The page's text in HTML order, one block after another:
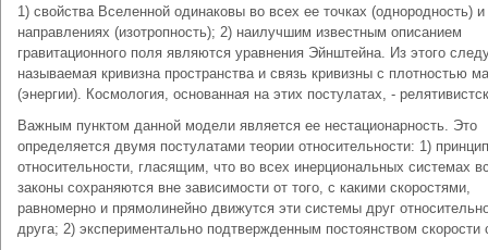
1) свойства Вселенной одинаковы во всех ее точках (однородность) и
направлениях (изотропность); 2) наилучшим известным описанием
гравитационного поля являются уравнения Эйнштейна. Из этого
называемая кривизна пространства и связь кривизны с плотностью
(энергии). Космология, основанная на этих постулатах, -
Важным пунктом данной модели является ее нестационарность. Это
определяется двумя постулатами теории относительности: 1)
относительности, гласящим, что во всех инерциональных системах
законы сохраняются вне зависимости от того, с какими скоростями,
равномерно и прямолинейно движутся эти системы друг
друга; 2) экспериментально подтвержденным постоянством скорости